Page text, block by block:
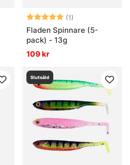
Betyg: (1)
Fladen Spinnare (5-
pack) - 13g
109 kr
Slutsåld